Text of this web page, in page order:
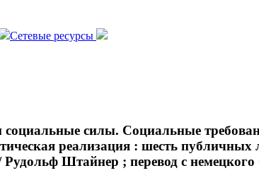
Сетевые ресурсы
силы. Социальные
реализация : шесть
Штайнер ; перевод с